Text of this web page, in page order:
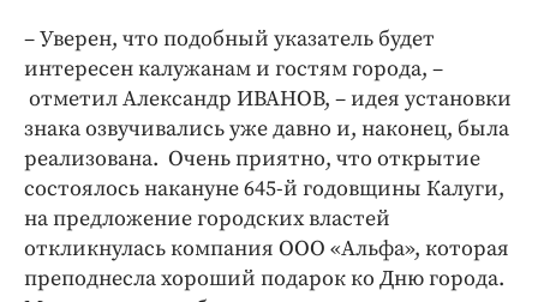
– Уверен, что подобный указатель будет
интересен калужанам и гостям города, –
отметил Александр ИВАНОВ, – идея установки
знака озвучивались уже давно и, наконец, была
реализована. Очень приятно, что открытие
состоялось накануне 645-й годовщины Калуги,
на предложение городских властей
откликнулась компания ООО «Альфа», которая
преподнесла хороший подарок ко Дню города.